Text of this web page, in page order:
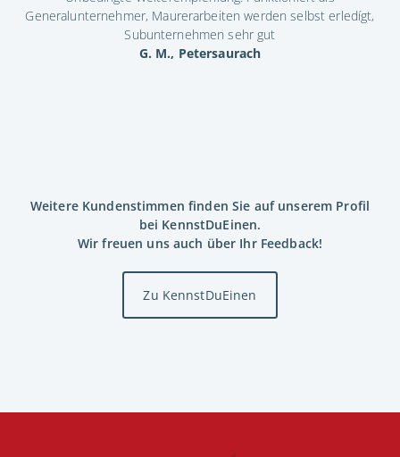
Generalunternehmer, Maurerarbeiten werden selbst erledígt,
Subunternehmen sehr gut
G. M., Petersaurach
Weitere Kundenstimmen finden Sie auf unserem Profil
bei KennstDuEinen.
Wir freuen uns auch über Ihr Feedback!
Zu KennstDuEinen